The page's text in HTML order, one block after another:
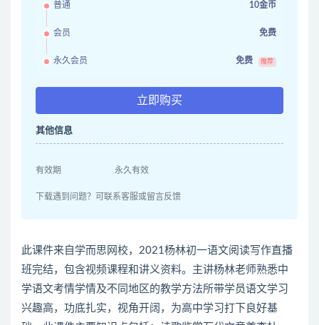
普通 10金币
会员 免费
永久会员 免费 推荐
立即购买
其他信息
有效期 永久有效
下载遇到问题？可联系客服或留言反馈
此课件来自学而思网校，2021杨林初一语文阅读写作直播
班完结，包含视频课程和讲义资料。主讲杨林老师熟悉中
学语文考情学情及不同地区的教学方法所带学员语文学习
兴趣高，功底扎实，视角开阔，为高中学习打下良好基